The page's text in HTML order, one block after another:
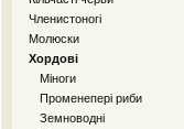
Членистоногі
Молюски
Хордові
Міноги
Променепері риби
Земноводні